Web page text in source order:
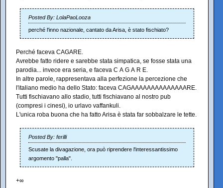
Posted By: LolaPaoLooza
perché l'inno nazionale, cantato da Arisa, è stato fischiato?
Perché faceva CAGARE.
Avrebbe fatto ridere e sarebbe stata simpatica, se fosse stata una
parodia... invece era seria, e faceva C A G A R E.
In altre parole, rappresentava alla perfezione la percezione che
l'italiano medio ha dello Stato: faceva CAGAAAAAAAAAAAAAARE.
Tutti fischiavano allo stadio, tutti fischiavano al nostro pub
(compresi i cinesi), io urlavo vaffankuli.
L'unica roba buona che ha fatto Arisa è stata far sobbalzare le tette.
Posted By: ferilli
Scusate la divagazione, ora può riprendere l'interessantissimo
argomento "palla".
+∞